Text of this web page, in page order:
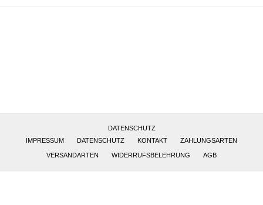
DATENSCHUTZ
IMPRESSUM
DATENSCHUTZ KONTAKT ZAHLUNGSARTEN
VERSANDARTEN WIDERRUFSBELEHRUNG AGB